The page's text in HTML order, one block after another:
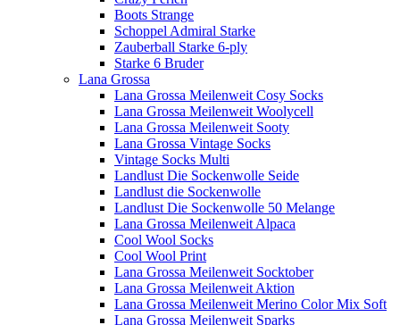
Boots Strange
Schoppel Admiral Starke
Zauberball Starke 6-ply
Starke 6 Bruder
Lana Grossa
Lana Grossa Meilenweit Cosy Socks
Lana Grossa Meilenweit Woolycell
Lana Grossa Meilenweit Sooty
Lana Grossa Vintage Socks
Vintage Socks Multi
Landlust Die Sockenwolle Seide
Landlust die Sockenwolle
Landlust Die Sockenwolle 50 Melange
Lana Grossa Meilenweit Alpaca
Cool Wool Socks
Cool Wool Print
Lana Grossa Meilenweit Socktober
Lana Grossa Meilenweit Aktion
Lana Grossa Meilenweit Merino Color Mix Soft
Lana Grossa Meilenweit Sparks